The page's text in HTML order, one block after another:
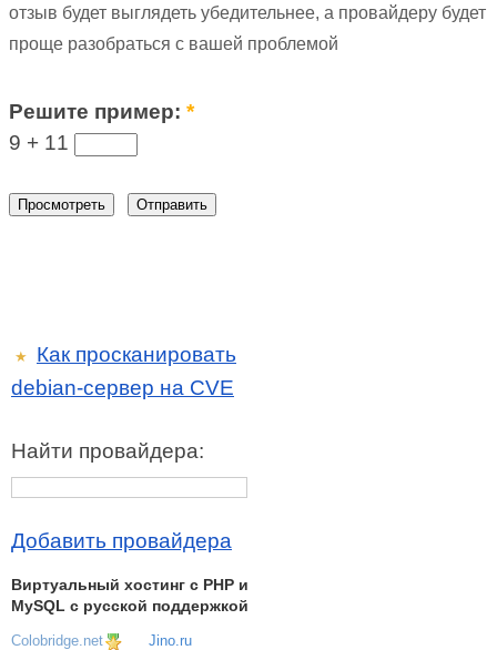
отзыв будет выглядеть убедительнее, а провайдеру будет
проще разобраться с вашей проблемой
Решите пример:*
9 + 11
★
Как просканировать
debian-сервер на CVE
Найти провайдера:
Добавить провайдера
Виртуальный хостинг c PHP и
MySQL с русской поддержкой
Colobridge.net
Jino.ru